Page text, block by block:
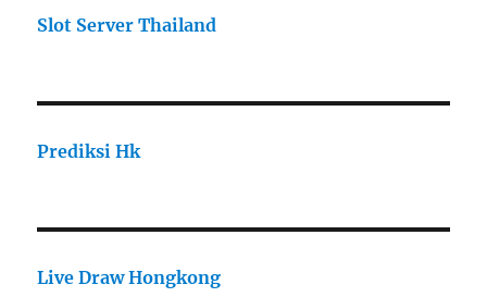
Slot Server Thailand
Prediksi Hk
Live Draw Hongkong